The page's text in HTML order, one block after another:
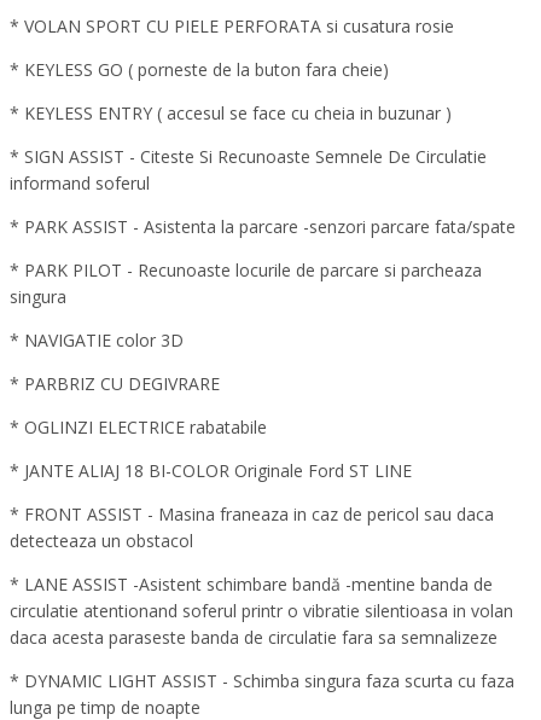
* VOLAN SPORT CU PIELE PERFORATA si cusatura rosie
* KEYLESS GO ( porneste de la buton fara cheie)
* KEYLESS ENTRY ( accesul se face cu cheia in buzunar )
* SIGN ASSIST - Citeste Si Recunoaste Semnele De Circulatie
informand soferul
* PARK ASSIST - Asistenta la parcare -senzori parcare fata/spate
* PARK PILOT - Recunoaste locurile de parcare si parcheaza
singura
* NAVIGATIE color 3D
* PARBRIZ CU DEGIVRARE
* OGLINZI ELECTRICE rabatabile
* JANTE ALIAJ 18 BI-COLOR Originale Ford ST LINE
* FRONT ASSIST - Masina franeaza in caz de pericol sau daca
detecteaza un obstacol
* LANE ASSIST -Asistent schimbare bandă -mentine banda de
circulatie atentionand soferul printr o vibratie silentioasa in volan
daca acesta paraseste banda de circulatie fara sa semnalizeze
* DYNAMIC LIGHT ASSIST - Schimba singura faza scurta cu faza
lunga pe timp de noapte